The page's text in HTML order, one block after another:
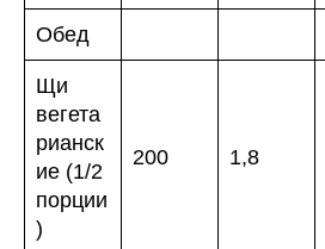
Обед
Щи
вегета
рианск
ие (1/2
порции
)
200 1,8